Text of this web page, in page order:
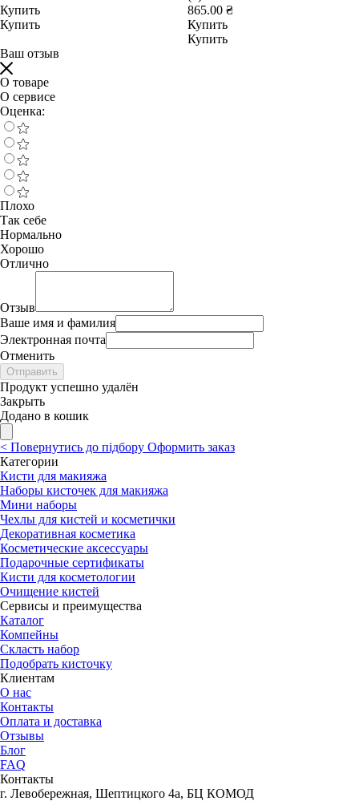
Купить
Купить
865.00 ₴
Купить
Купить
Ваш отзыв
О товаре
О сервисе
Оценка:
Плохо
Так себе
Нормально
Хорошо
Отлично
Отзыв
Ваше имя и фамилия
Электронная почта
Отменить
Отправить
Продукт успешно удалён
Закрыть
Додано в кошик
< Повернутись до підбору Оформить заказ
Категории
Кисти для макияжа
Наборы кисточек для макияжа
Мини наборы
Чехлы для кистей и косметички
Декоративная косметика
Косметические аксессуары
Подарочные сертификаты
Кисти для косметологии
Очищение кистей
Сервисы и преимущества
Каталог
Компейны
Скласть набор
Подобрать кисточку
Клиентам
О нас
Контакты
Оплата и доставка
Отзывы
Блог
FAQ
Контакты
г. Левобережная, Шептицкого 4а, БЦ КОМОД